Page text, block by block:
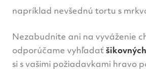
napríklad nevšednú tortu s
Nezabudnite ani na vyváženie
odporúčame vyhľadať
si s vašimi požiadavkami hravo